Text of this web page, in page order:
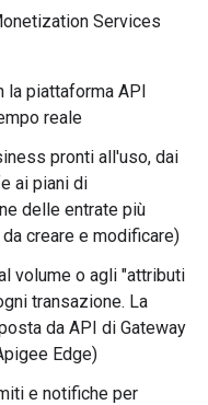
Services
la piattaforma API
reale
pronti all'uso, dai
ai piani di
delle entrate più
creare e modificare)
volume o agli "attributi
transazione. La
da API di Gateway
Edge)
e notifiche per